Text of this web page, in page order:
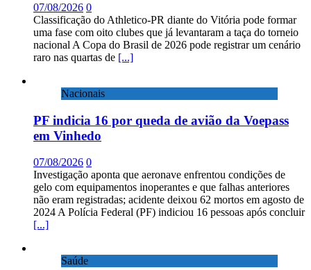
07/08/2026 0
Classificação do Athletico-PR diante do Vitória pode formar
uma fase com oito clubes que já levantaram a taça do torneio
nacional A Copa do Brasil de 2026 pode registrar um cenário
raro nas quartas de [...]
Nacionais
PF indicia 16 por queda de avião da Voepass
em Vinhedo
07/08/2026 0
Investigação aponta que aeronave enfrentou condições de
gelo com equipamentos inoperantes e que falhas anteriores
não eram registradas; acidente deixou 62 mortos em agosto de
2024 A Polícia Federal (PF) indiciou 16 pessoas após concluir
[...]
Saúde